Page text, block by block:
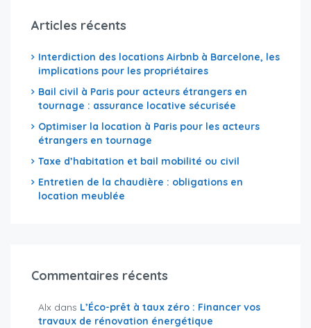
Articles récents
Interdiction des locations Airbnb à Barcelone, les
implications pour les propriétaires
Bail civil à Paris pour acteurs étrangers en
tournage : assurance locative sécurisée
Optimiser la location à Paris pour les acteurs
étrangers en tournage
Taxe d’habitation et bail mobilité ou civil
Entretien de la chaudière : obligations en
location meublée
Commentaires récents
Alx dans L’Éco-prêt à taux zéro : Financer vos
travaux de rénovation énergétique